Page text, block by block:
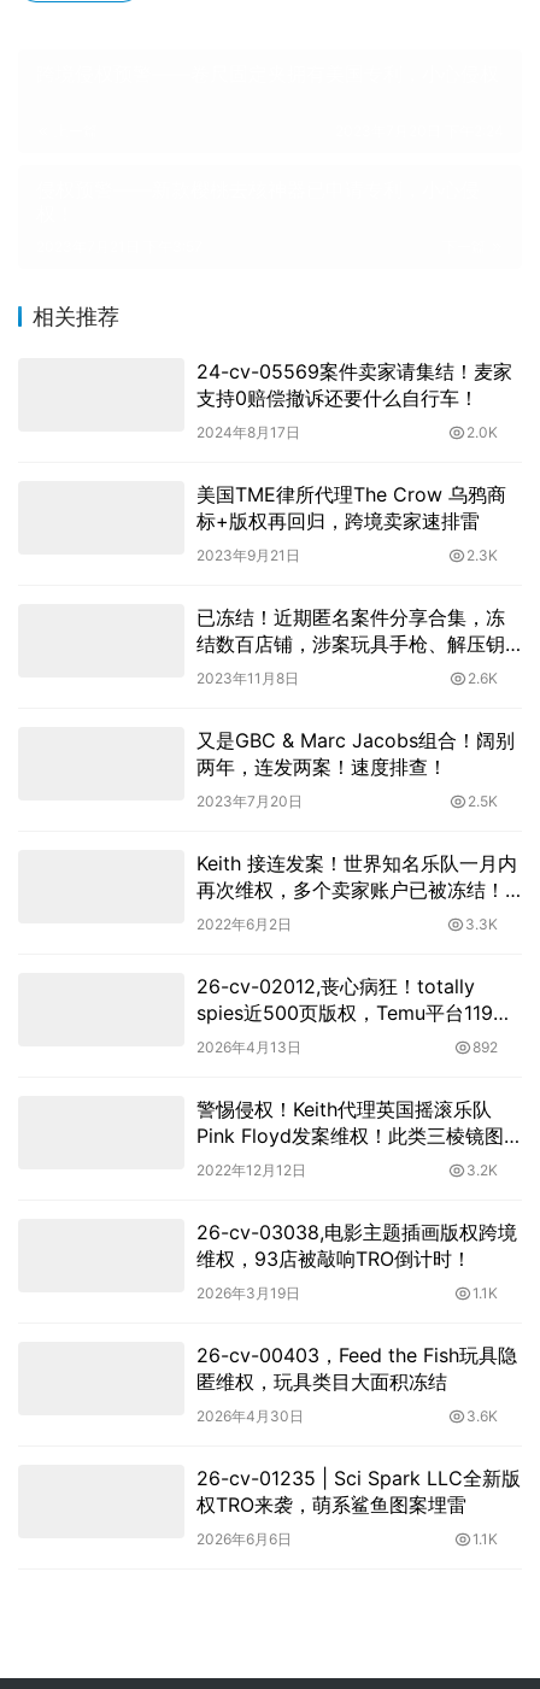
相关推荐
24-cv-05569案件卖家请集结！麦家
支持0赔偿撤诉还要什么自行车！
2024年8月17日 2.0K
美国TME律所代理The Crow 乌鸦商
标+版权再回归，跨境卖家速排雷
2023年9月21日 2.3K
已冻结！近期匿名案件分享合集，冻
结数百店铺，涉案玩具手枪、解压钥
匙扣，酒架等
2023年11月8日 2.6K
又是GBC & Marc Jacobs组合！阔别
两年，连发两案！速度排查！
2023年7月20日 2.5K
Keith 接连发案！世界知名乐队一月内
再次维权，多个卖家账户已被冻结！
迅速自查！
2022年6月2日 3.3K
26-cv-02012,丧心病狂！totally
spies近500页版权，Temu平台119店
涉案！
2026年4月13日 892
警惕侵权！Keith代理英国摇滚乐队
Pink Floyd发案维权！此类三棱镜图
案一定慎用！
2022年12月12日 3.2K
26-cv-03038,电影主题插画版权跨境
维权，93店被敲响TRO倒计时！
2026年3月19日 1.1K
26-cv-00403，Feed the Fish玩具隐
匿维权，玩具类目大面积冻结
2026年4月30日 3.6K
26-cv-01235 | Sci Spark LLC全新版
权TRO来袭，萌系鲨鱼图案埋雷
2026年6月6日 1.1K